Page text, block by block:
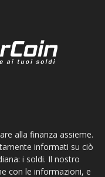
alla finanza assieme.
informati su ciò
i soldi. Il nostro
con le informazioni, e